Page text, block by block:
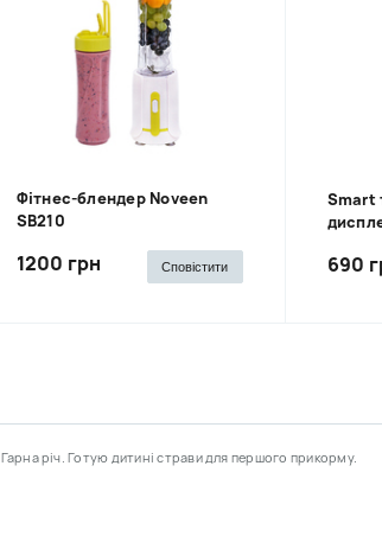
Фітнес-блендер Noveen
SB210
1200 грн Сповістити
Smart
690
Гарна річ. Готую дитині страви для першого прикорму.